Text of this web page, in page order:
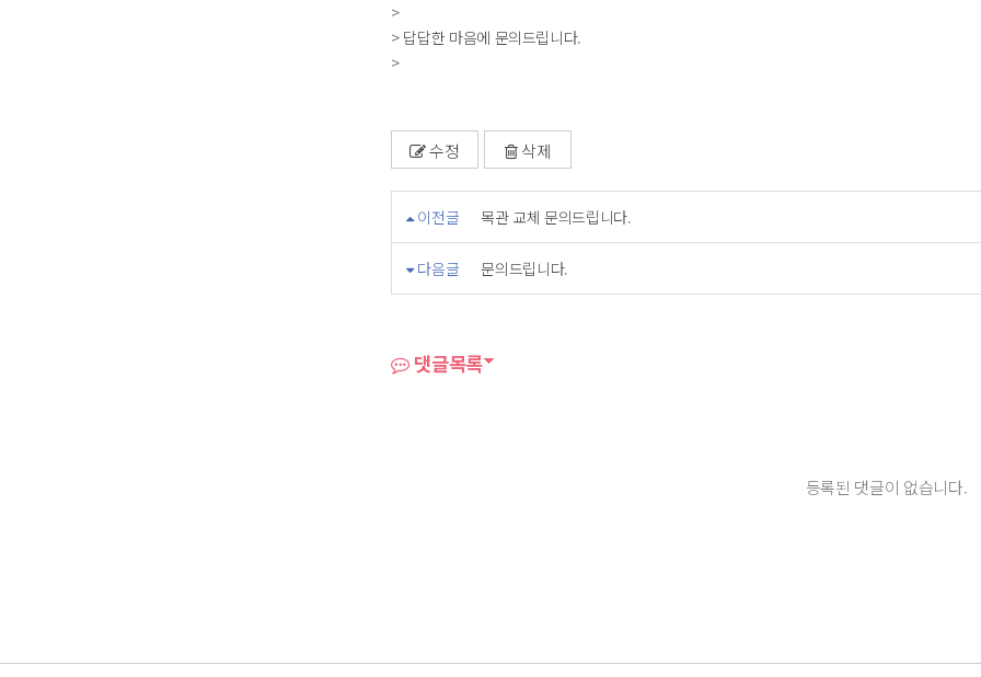
>
> 답답한 마음에 문의드립니다.
>
수정 삭제
이전글 목관 교체 문의드립니다.
다음글 문의드립니다.
댓글목록
등록된 댓글이 없습니다.